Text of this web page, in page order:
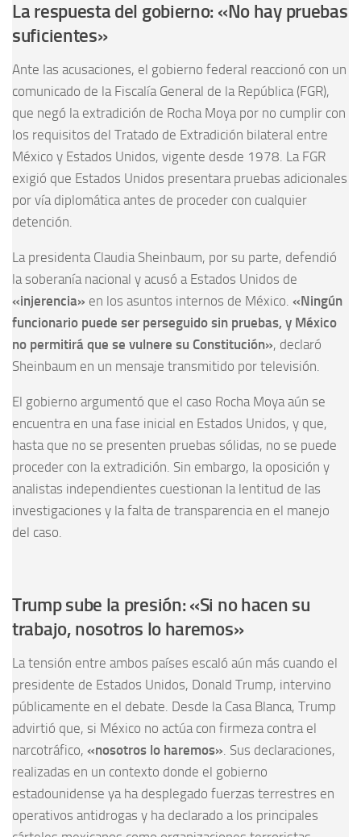
La respuesta del gobierno: «No hay pruebas
suficientes»
Ante las acusaciones, el gobierno federal reaccionó con un
comunicado de la Fiscalía General de la República (FGR),
que negó la extradición de Rocha Moya por no cumplir con
los requisitos del Tratado de Extradición bilateral entre
México y Estados Unidos, vigente desde 1978. La FGR
exigió que Estados Unidos presentara pruebas adicionales
por vía diplomática antes de proceder con cualquier
detención.
La presidenta Claudia Sheinbaum, por su parte, defendió
la soberanía nacional y acusó a Estados Unidos de
«injerencia» en los asuntos internos de México. «Ningún
funcionario puede ser perseguido sin pruebas, y México
no permitirá que se vulnere su Constitución», declaró
Sheinbaum en un mensaje transmitido por televisión.
El gobierno argumentó que el caso Rocha Moya aún se
encuentra en una fase inicial en Estados Unidos, y que,
hasta que no se presenten pruebas sólidas, no se puede
proceder con la extradición. Sin embargo, la oposición y
analistas independientes cuestionan la lentitud de las
investigaciones y la falta de transparencia en el manejo
del caso.
Trump sube la presión: «Si no hacen su
trabajo, nosotros lo haremos»
La tensión entre ambos países escaló aún más cuando el
presidente de Estados Unidos, Donald Trump, intervino
públicamente en el debate. Desde la Casa Blanca, Trump
advirtió que, si México no actúa con firmeza contra el
narcotráfico, «nosotros lo haremos». Sus declaraciones,
realizadas en un contexto donde el gobierno
estadounidense ya ha desplegado fuerzas terrestres en
operativos antidrogas y ha declarado a los principales